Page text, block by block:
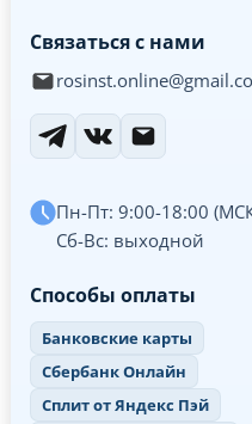
Связаться с нами
Пн-Пт: 9:00-18:00
Сб-Вс: выходной
Способы оплаты
Банковские карты
Сбербанк Онлайн
Сплит от Яндекс Пэй